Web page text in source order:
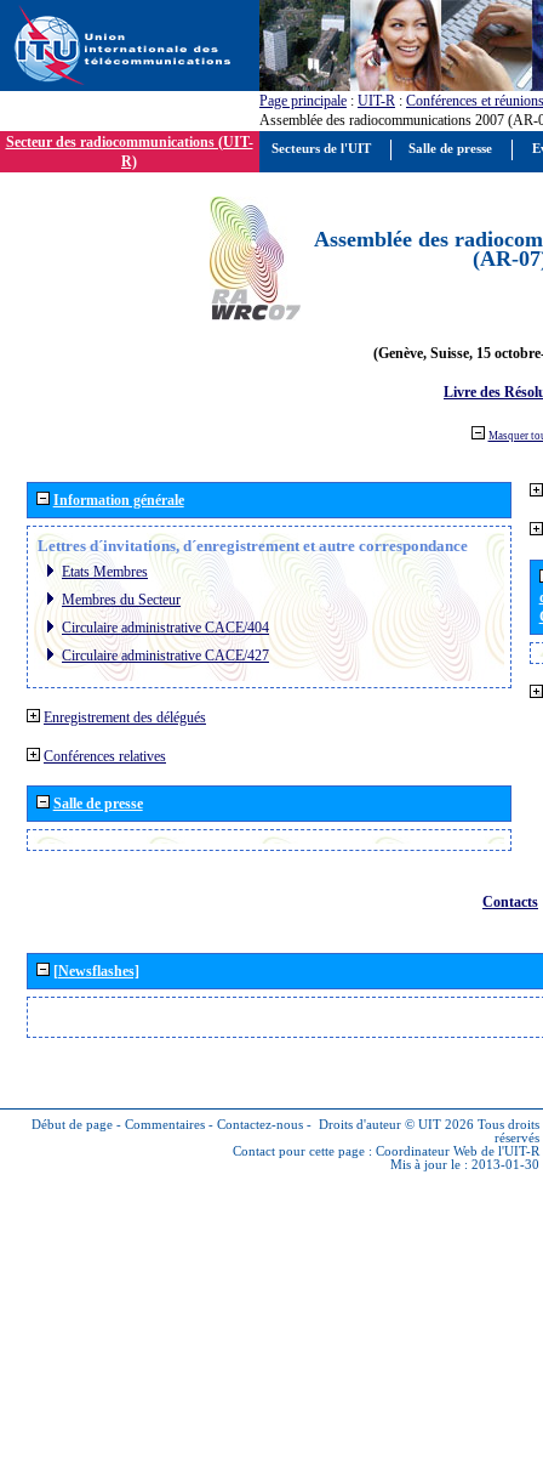
Page principale : UIT-R : Conférences et réunions
Assemblée des radiocommunications 2007 (AR-
Secteur des radiocommunications (UIT-
R)
Assemblée des
(AR-
(Genève, Suisse, 15
Livre des
Masquer
Information générale
Lettres d´invitations, d´enregistrement et autre correspondance
Etats Membres
Membres du Secteur
Circulaire administrative CACE/404
Circulaire administrative CACE/427
Enregistrement des délégués
Conférences relatives
Salle de presse
Contacts
[Newsflashes]
Début de page - Commentaires - Contactez-nous - Droits d'auteur © UIT 2026 Tous droits
réservés
Contact pour cette page : Coordinateur Web de l'UIT-R
Mis à jour le : 2013-01-30
Secteurs de l'UIT Salle de presse